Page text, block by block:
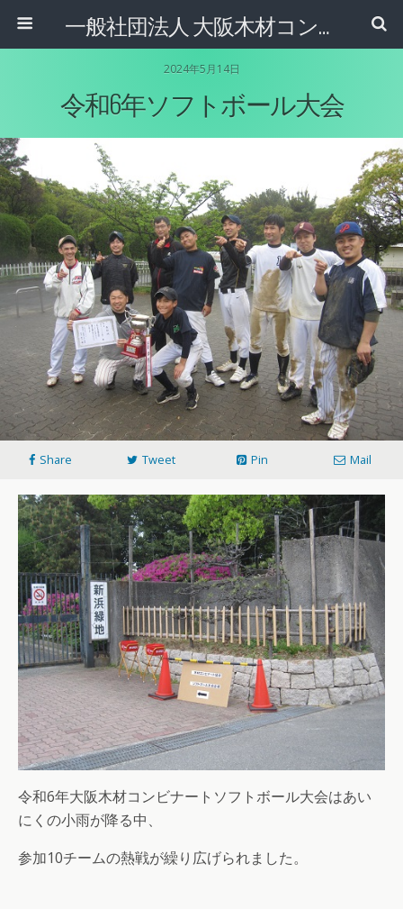
一般社団法人 大阪木材コンビナート協会
2024年5月14日
令和6年ソフトボール大会
Share Tweet Pin Mail
令和6年大阪木材コンビナートソフトボール大会はあい
にくの小雨が降る中、
参加10チームの熱戦が繰り広げられました。